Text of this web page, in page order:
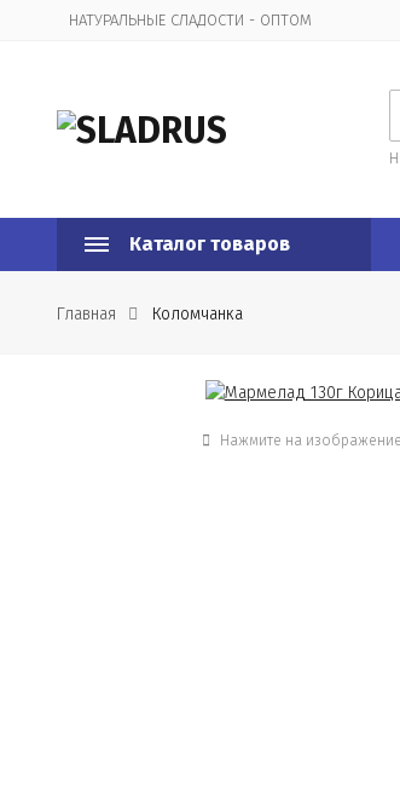
НАТУРАЛЬНЫЕ СЛАДОСТИ - ОПТОМ
Каталог товаров
Главная Коломчанка
Нажмите на